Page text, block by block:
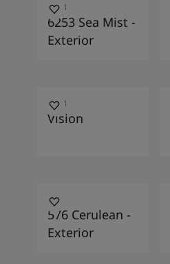
6253
6253 Sea Mist -
Exterior
2228
Vision
576
576 Cerulean -
Exterior